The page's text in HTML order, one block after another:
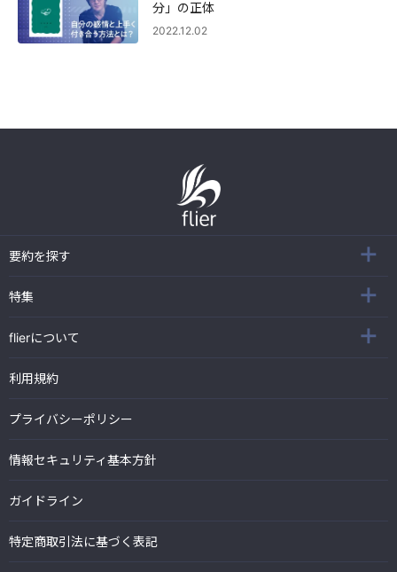
分」の正体
2022.12.02
要約を探す
特集
flierについて
利用規約
プライバシーポリシー
情報セキュリティ基本方針
ガイドライン
特定商取引法に基づく表記